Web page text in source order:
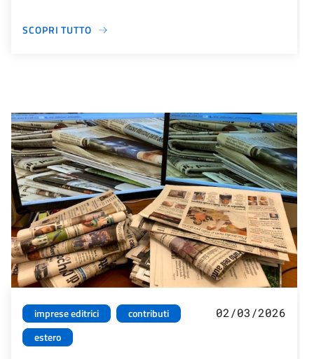
SCOPRI TUTTO
imprese editrici
contributi
estero
02/03/2026